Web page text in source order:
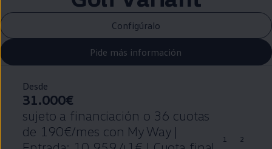
Configúralo
Pide más información
Desde
31.000€
sujeto a financiación o 36 cuotas
de 190€/mes con My Way |
1 2